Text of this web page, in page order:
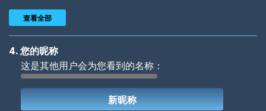
Woof Jungle Cats
查看全部
4. 您的昵称
这是其他用户会为您看到的名称：